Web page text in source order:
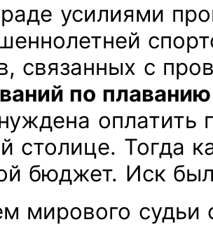
усилиями
связанных с
по
оплатить
столице. Тогда
бюджет. Иск
мирового судьи